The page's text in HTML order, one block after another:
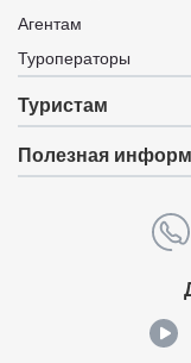
Агентам
Туроператоры
Туристам
Полезная